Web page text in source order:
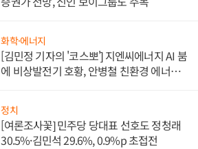
화학·에너지
[김민정 기자의 '코스뽀'] 지엔씨에너지 AI 붐
에 비상발전기 호황, 안병철 친환경 에너지
정치
[여론조사꽃] 민주당 당대표 선호도 정청래
30.5%·김민석 29.6%, 0.9%p 초접전